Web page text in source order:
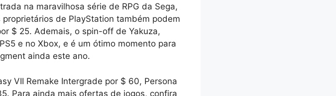
na maravilhosa série de RPG da Sega,
de PlayStation também podem
$ 25. Ademais, o spin-off de Yakuza,
e no Xbox, e é um ótimo momento para
ainda este ano.
VII Remake Intergrade por $ 60, Persona
Para ainda mais ofertas de jogos, confira